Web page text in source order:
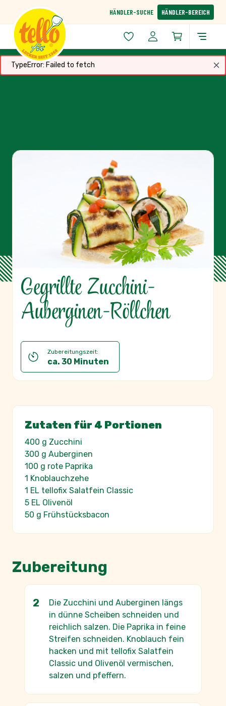
HÄNDLER-SUCHE HÄNDLER-BEREICH
TypeError: Failed to fetch
Gegrillte Zucchini-
Auberginen-Röllchen
Zubereitungszeit:
ca. 30 Minuten
Zutaten für 4 Portionen
400 g Zucchini
300 g Auberginen
100 g rote Paprika
1 Knoblauchzehe
1 EL tellofix Salatfein Classic
5 EL Olivenöl
50 g Frühstücksbacon
Zubereitung
Die Zucchini und Auberginen längs
in dünne Scheiben schneiden und
reichlich salzen. Die Paprika in feine
Streifen schneiden. Knoblauch fein
hacken und mit tellofix Salatfein
Classic und Olivenöl vermischen,
salzen und pfeffern.